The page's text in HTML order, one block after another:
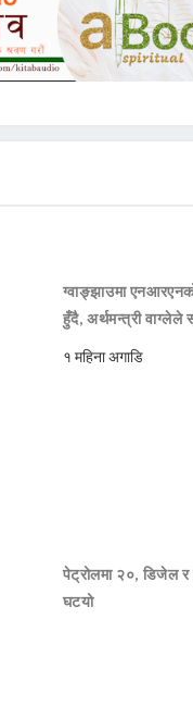
ग्वाङ्झाउमा
हुँदै, अर्थमन्त्री वाग्लेले
१ महिना अगाडि
पेट्रोलमा २०, डिजेल
घटयो